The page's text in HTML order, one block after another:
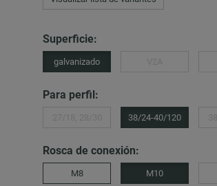
Superficie:
galvanizado
Para perfil:
38/24-40/120
Rosca de conexión:
M8 M10